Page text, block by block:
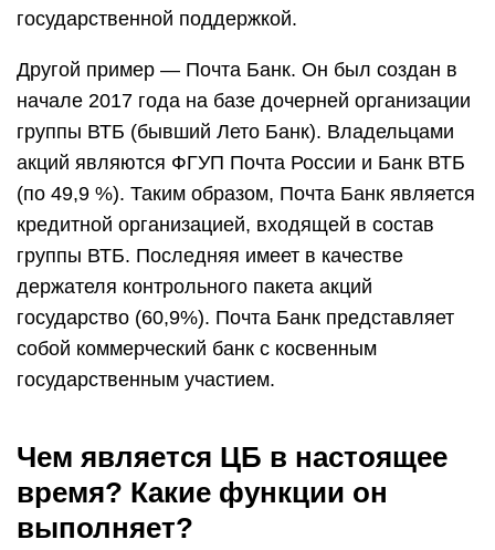
государственной поддержкой.
Другой пример — Почта Банк. Он был создан в
начале 2017 года на базе дочерней организации
группы ВТБ (бывший Лето Банк). Владельцами
акций являются ФГУП Почта России и Банк ВТБ
(по 49,9 %). Таким образом, Почта Банк является
кредитной организацией, входящей в состав
группы ВТБ. Последняя имеет в качестве
держателя контрольного пакета акций
государство (60,9%). Почта Банк представляет
собой коммерческий банк с косвенным
государственным участием.
Чем является ЦБ в настоящее
время? Какие функции он
выполняет?